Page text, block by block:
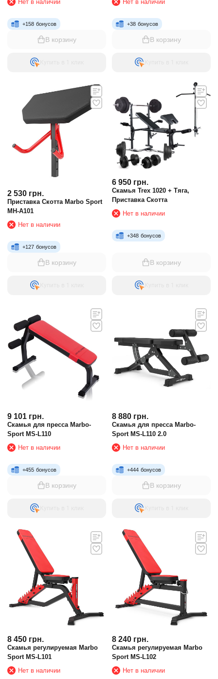
Нет в наличии
+158 бонусов
В корзину
Купить в 1 клик
Нет в наличии
+38 бонусов
В корзину
Купить в 1 клик
2 530 грн.
Приставка Скотта Marbo Sport
MH-A101
Нет в наличии
+127 бонусов
В корзину
Купить в 1 клик
6 950 грн.
Скамья Trex 1020 + Тяга,
Приставка Скотта
Нет в наличии
+348 бонусов
В корзину
Купить в 1 клик
9 101 грн.
Скамья для пресса Marbo-
Sport MS-L110
Нет в наличии
+455 бонусов
В корзину
Купить в 1 клик
8 880 грн.
Скамья для пресса Marbo-
Sport MS-L110 2.0
Нет в наличии
+444 бонусов
В корзину
Купить в 1 клик
8 450 грн.
Скамья регулируемая Marbo
Sport MS-L101
Нет в наличии
8 240 грн.
Скамья регулируемая Marbo
Sport MS-L102
Нет в наличии